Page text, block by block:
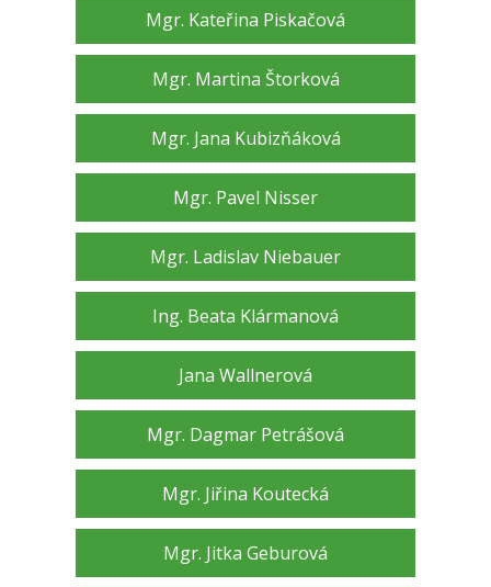
Mgr. Kateřina Piskačová
Mgr. Martina Štorková
Mgr. Jana Kubizňáková
Mgr. Pavel Nisser
Mgr. Ladislav Niebauer
Ing. Beata Klármanová
Jana Wallnerová
Mgr. Dagmar Petrášová
Mgr. Jiřina Koutecká
Mgr. Jitka Geburová